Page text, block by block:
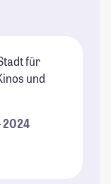
für
und
2024